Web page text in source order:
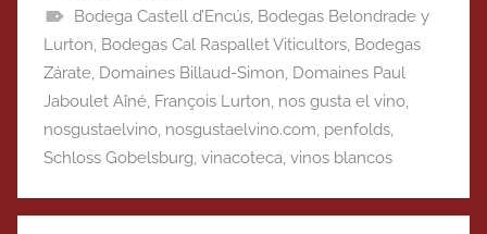
Bodega Castell d’Encús, Bodegas Belondrade y
Lurton, Bodegas Cal Raspallet Viticultors, Bodegas
Zárate, Domaines Billaud-Simon, Domaines Paul
Jaboulet Aîné, François Lurton, nos gusta el vino,
nosgustaelvino, nosgustaelvino.com, penfolds,
Schloss Gobelsburg, vinacoteca, vinos blancos